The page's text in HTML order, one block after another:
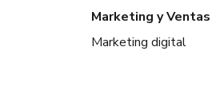
Marketing y Ventas
Marketing digital